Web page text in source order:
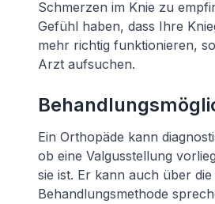
Schmerzen im Knie zu
Gefühl haben, dass Ihre
mehr richtig funktionieren,
Arzt aufsuchen.
Ein Orthopäde kann
ob eine Valgusstellung
sie ist. Er kann auch über die
Behandlungsmethode